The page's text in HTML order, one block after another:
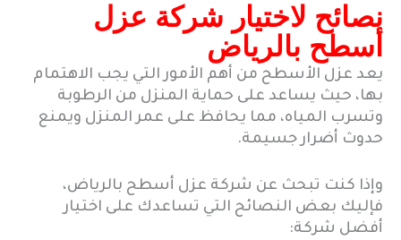
نصائح لاختيار شركة عزل
أسطح بالرياض
يعد عزل الأسطح من أهم الأمور التي يجب الاهتمام
بها، حيث يساعد على حماية المنزل من الرطوبة
وتسرب المياه، مما يحافظ على عمر المنزل ويمنع
حدوث أضرار جسيمة.
وإذا كنت تبحث عن شركة عزل أسطح بالرياض،
فإليك بعض النصائح التي تساعدك على اختيار
أفضل شركة: